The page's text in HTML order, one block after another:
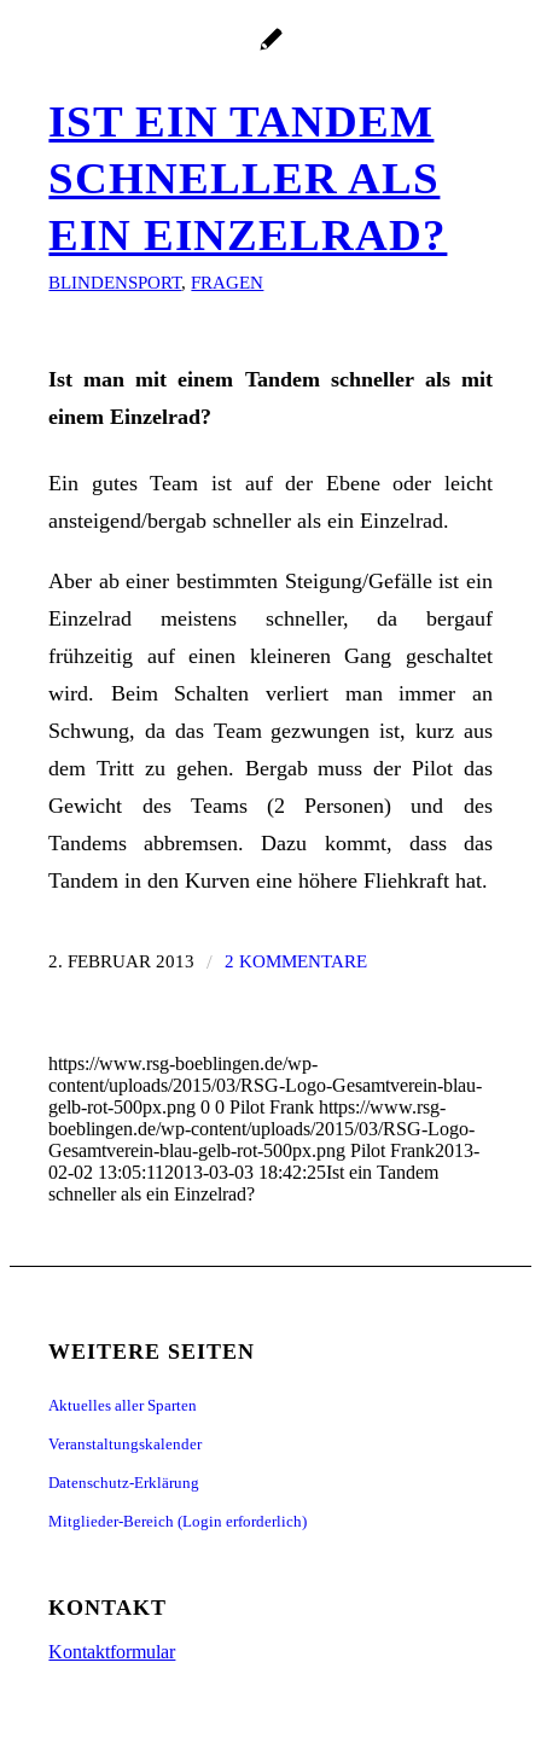
IST EIN TANDEM
SCHNELLER ALS
EIN EINZELRAD?
BLINDENSPORT,FRAGEN
Ist man mit einem Tandem schneller als mit
einem Einzelrad?
Ein gutes Team ist auf der Ebene oder leicht
ansteigend/bergab schneller als ein Einzelrad.
Aber ab einer bestimmten Steigung/Gefälle ist ein
Einzelrad meistens schneller, da bergauf
frühzeitig auf einen kleineren Gang geschaltet
wird. Beim Schalten verliert man immer an
Schwung, da das Team gezwungen ist, kurz aus
dem Tritt zu gehen. Bergab muss der Pilot das
Gewicht des Teams (2 Personen) und des
Tandems abbremsen. Dazu kommt, dass das
Tandem in den Kurven eine höhere Fliehkraft hat.
2. FEBRUAR 2013 / 2 KOMMENTARE
https://www.rsg-boeblingen.de/wp-
content/uploads/2015/03/RSG-Logo-Gesamtverein-blau-
gelb-rot-500px.png 0 0 Pilot Frank https://www.rsg-
boeblingen.de/wp-content/uploads/2015/03/RSG-Logo-
Gesamtverein-blau-gelb-rot-500px.png Pilot Frank2013-
02-02 13:05:11 2013-03-03 18:42:25Ist ein Tandem
schneller als ein Einzelrad?
WEITERE SEITEN
Aktuelles aller Sparten
Veranstaltungskalender
Datenschutz-Erklärung
Mitglieder-Bereich (Login erforderlich)
KONTAKT
Kontaktformular